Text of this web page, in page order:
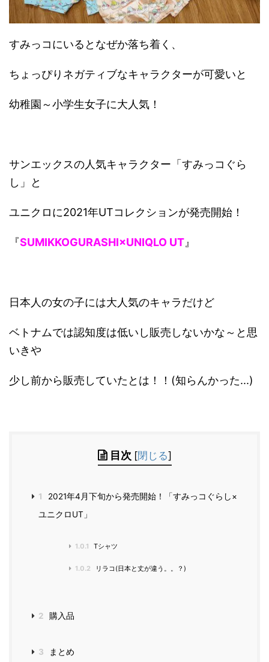
すみっコにいるとなぜか落ち着く、
ちょっぴりネガティブなキャラクターが可愛いと
幼稚園～小学生女子に大人気！
サンエックスの人気キャラクター「すみっコぐら
し」と
ユニクロに2021年UTコレクションが発売開始！
『SUMIKKOGURASHI×UNIQLO UT』
日本人の女の子には大人気のキャラだけど
ベトナムでは認知度は低いし販売しないかな～と思
いきや
少し前から販売していたとは！！(知らんかった...)
目次 [閉じる]
1
2021年4月下旬から発売開始！「すみっコぐらし×
ユニクロUT」
1.0.1 Tシャツ
1.0.2 リラコ(日本と丈が違う。。？)
2 購入品
3 まとめ